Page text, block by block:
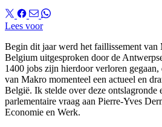
Lees voor
Begin dit jaar werd het faillissement
Belgium uitgesproken door de
1400 jobs zijn hierdoor verloren
van Makro momenteel een actueel en
België. Ik stelde over deze ontslagronde
parlementaire vraag aan Pierre-Yves
Economie en Werk.